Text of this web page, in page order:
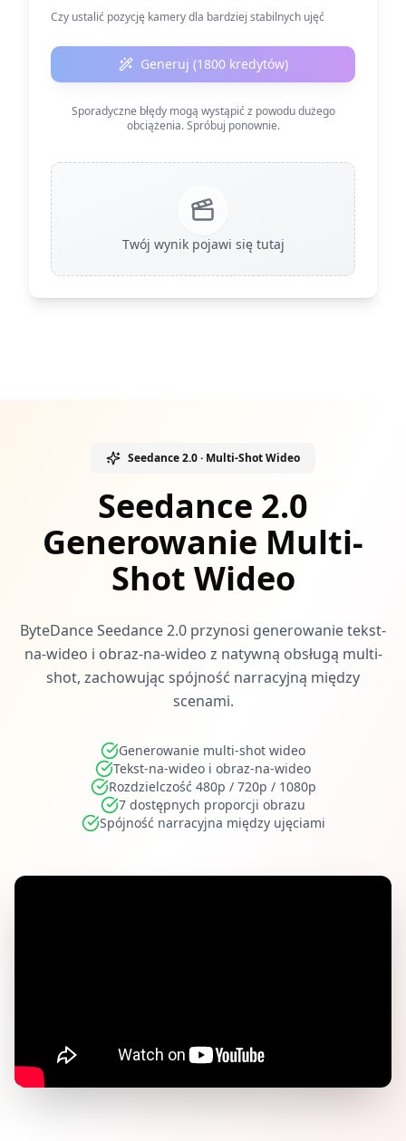
Czy ustalić pozycję kamery dla bardziej stabilnych ujęć
Generuj (1800 kredytów)
Sporadyczne błędy mogą wystąpić z powodu dużego
obciążenia. Spróbuj ponownie.
Twój wynik pojawi się tutaj
Seedance 2.0 · Multi-Shot Wideo
Seedance 2.0
Generowanie Multi-
Shot Wideo
ByteDance Seedance 2.0 przynosi generowanie tekst-
na-wideo i obraz-na-wideo z natywną obsługą multi-
shot, zachowując spójność narracyjną między
scenami.
Generowanie multi-shot wideo
Tekst-na-wideo i obraz-na-wideo
Rozdzielczość 480p / 720p / 1080p
7 dostępnych proporcji obrazu
Spójność narracyjna między ujęciami